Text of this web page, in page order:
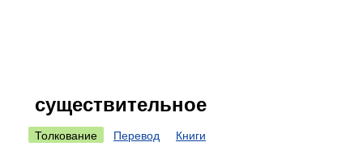
существительное
Толкование Перевод Книги